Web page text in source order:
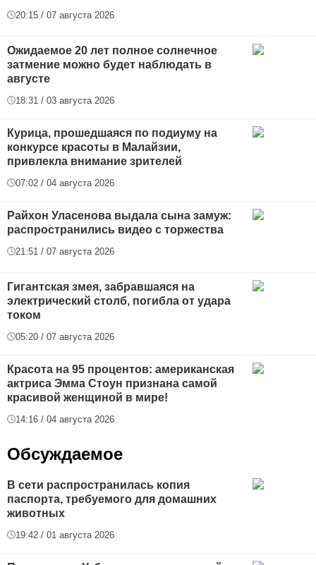
20:15 / 07 августа 2026
Ожидаемое 20 лет полное солнечное
затмение можно будет наблюдать в
августе
18:31 / 03 августа 2026
Курица, прошедшаяся по подиуму на
конкурсе красоты в Малайзии,
привлекла внимание зрителей
07:02 / 04 августа 2026
Райхон Уласенова выдала сына замуж:
распространились видео с торжества
21:51 / 07 августа 2026
Гигантская змея, забравшаяся на
электрический столб, погибла от удара
током
05:20 / 07 августа 2026
Красота на 95 процентов: американская
актриса Эмма Стоун признана самой
красивой женщиной в мире!
14:16 / 04 августа 2026
Обсуждаемое
В сети распространилась копия
паспорта, требуемого для домашних
животных
19:42 / 01 августа 2026